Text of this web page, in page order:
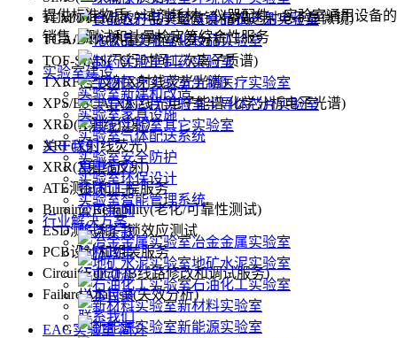
食品农产品实验室
化妆品实验室
制药实验室
生物医疗实验室
半导体芯片实验室
其它实验室
关于我们
禹重简介
资质证书
公司新闻
服务条款
隐私政策
行业动态
样本目录
联系我们
提供标准物质、试剂耗材、仪器配件、实验室通用设备的
销售，测试和计量检定等综合性服务
实验室建设
实验室新建和改造
实验室家具设施
实验室气体配送系统
实验室安全防护
实验室环保设计
实验室智能管理系统
行业解决方案
冶金金属实验室
地矿水泥实验室
石油化工实验室
新材料实验室
新能源实验室
TEM/STEM(透射电子显微镜/扫描透射电子显微镜)
TGA/DTA(热重分析/热差分析)
TOF-SIMS(飞行时间二次离子质谱)
TXRF(全反射X射线荧光光谱)
XPS/ESCA(X射线光电子能谱/化学分析电子光谱)
XRD(X射线衍射）
XRF(X射线荧光)
XRR(X射线反射)
ATE测试和工程服务
Burning/Reliability(老化/可靠性测试)
ESD测试和闩锁效应测试
PCB设计和组装服务
Circuit Edit (FIB线路修改和调试服务)
Failure Analysis(失效分析)
EAG实验室 简介